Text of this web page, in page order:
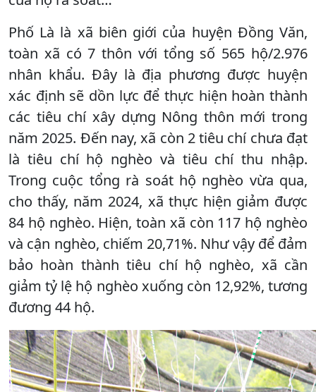
Phố Là là xã biên giới của huyện Đồng Văn,
toàn xã có 7 thôn với tổng số 565 hộ/2.976
nhân khẩu. Đây là địa phương được huyện
xác định sẽ dồn lực để thực hiện hoàn thành
các tiêu chí xây dựng Nông thôn mới trong
năm 2025. Đến nay, xã còn 2 tiêu chí chưa đạt
là tiêu chí hộ nghèo và tiêu chí thu nhập.
Trong cuộc tổng rà soát hộ nghèo vừa qua,
cho thấy, năm 2024, xã thực hiện giảm được
84 hộ nghèo. Hiện, toàn xã còn 117 hộ nghèo
và cận nghèo, chiếm 20,71%. Như vậy để đảm
bảo hoàn thành tiêu chí hộ nghèo, xã cần
giảm tỷ lệ hộ nghèo xuống còn 12,92%, tương
đương 44 hộ.